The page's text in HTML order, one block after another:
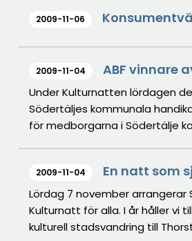
2009-11-06
2009-11-04 ABF vinnare
Under Kulturnatten lördagen
Södertäljes kommunala
för medborgarna i Södertälje
2009-11-04 En natt som
Lördag 7 november
Kulturnatt för alla. I år håller vi
kulturell stadsvandring till